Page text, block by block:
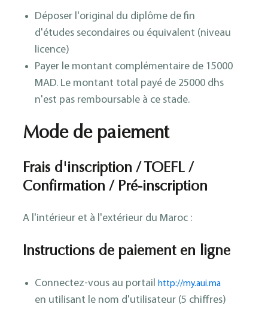
Déposer l'original du diplôme de fin
d'études secondaires ou équivalent (niveau
licence)
Payer le montant complémentaire de 15000
MAD. Le montant total payé de 25000 dhs
n'est pas remboursable à ce stade.
Mode de paiement
Frais d'inscription / TOEFL /
Confirmation / Pré-inscription
A l'intérieur et à l'extérieur du Maroc :
Instructions de paiement en ligne
Connectez-vous au portail http://my.aui.ma
en utilisant le nom d'utilisateur (5 chiffres)